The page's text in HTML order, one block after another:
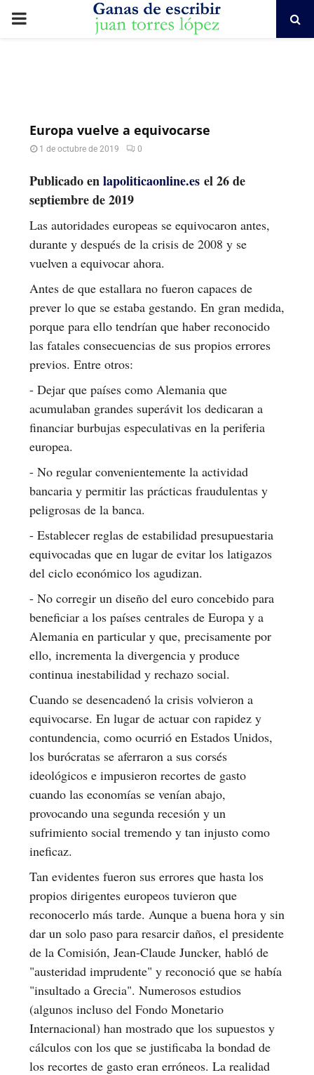
PRIMARY
Europa vuelve a equivocarse
1 de octubre de 2019 0
Publicado enlapoliticaonline.es el 26 de
septiembre de 2019
Las autoridades europeas se equivocaron antes,
durante y después de la crisis de 2008 y se
vuelven a equivocar ahora.
Antes de que estallara no fueron capaces de
prever lo que se estaba gestando. En gran medida,
porque para ello tendrían que haber reconocido
las fatales consecuencias de sus propios errores
previos. Entre otros:
- Dejar que países como Alemania que
acumulaban grandes superávit los dedicaran a
financiar burbujas especulativas en la periferia
europea.
- No regular convenientemente la actividad
bancaria y permitir las prácticas fraudulentas y
peligrosas de la banca.
- Establecer reglas de estabilidad presupuestaria
equivocadas que en lugar de evitar los latigazos
del ciclo económico los agudizan.
- No corregir un diseño del euro concebido para
beneficiar a los países centrales de Europa y a
Alemania en particular y que, precisamente por
ello, incrementa la divergencia y produce
continua inestabilidad y rechazo social.
Cuando se desencadenó la crisis volvieron a
equivocarse. En lugar de actuar con rapidez y
contundencia, como ocurrió en Estados Unidos,
los burócratas se aferraron a sus corsés
ideológicos e impusieron recortes de gasto
cuando las economías se venían abajo,
provocando una segunda recesión y un
sufrimiento social tremendo y tan injusto como
ineficaz.
Tan evidentes fueron sus errores que hasta los
propios dirigentes europeos tuvieron que
reconocerlo más tarde. Aunque a buena hora y sin
dar un solo paso para resarcir daños, el presidente
de la Comisión, Jean-Claude Juncker, habló de
"austeridad imprudente" y reconoció que se había
"insultado a Grecia". Numerosos estudios
(algunos incluso del Fondo Monetario
Internacional) han mostrado que los supuestos y
cálculos con los que se justificaba la bondad de
los recortes de gasto eran erróneos. La realidad